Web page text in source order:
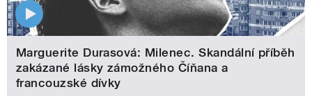
Marguerite Durasová: Milenec. Skandální příběh
zakázané lásky zámožného Číňana a
francouzské dívky